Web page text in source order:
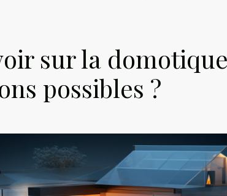
sur la
possibles ?